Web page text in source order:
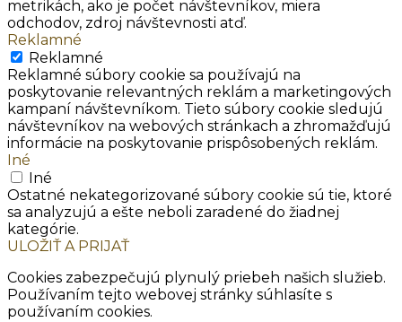
metrikách, ako je počet návštevníkov, miera
odchodov, zdroj návštevnosti atď.
Reklamné
Reklamné
Reklamné súbory cookie sa používajú na
poskytovanie relevantných reklám a marketingových
kampaní návštevníkom. Tieto súbory cookie sledujú
návštevníkov na webových stránkach a zhromažďujú
informácie na poskytovanie prispôsobených reklám.
Iné
Iné
Ostatné nekategorizované súbory cookie sú tie, ktoré
sa analyzujú a ešte neboli zaradené do žiadnej
kategórie.
ULOŽIŤ A PRIJAŤ
Cookies zabezpečujú plynulý priebeh našich služieb.
Používaním tejto webovej stránky súhlasíte s
používaním cookies.